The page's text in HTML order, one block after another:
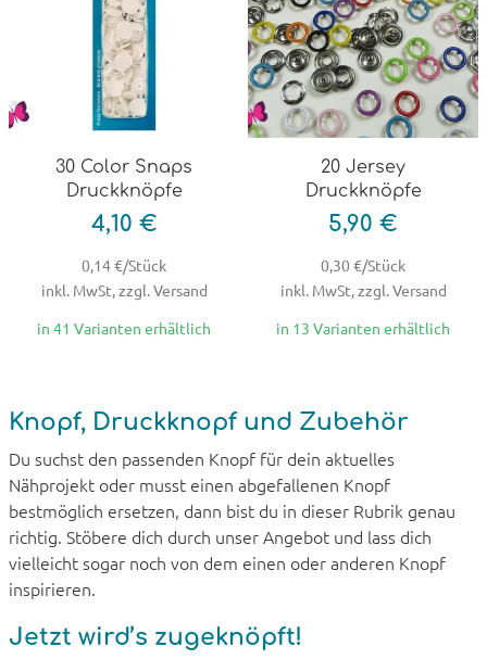
30 Color Snaps
Druckknöpfe
4,10 €
0,14 €/Stück
inkl. MwSt, zzgl. Versand
in 41 Varianten erhältlich
20 Jersey
Druckknöpfe
5,90 €
0,30 €/Stück
inkl. MwSt, zzgl. Versand
in 13 Varianten erhältlich
Knopf, Druckknopf und Zubehör
Du suchst den passenden Knopf für dein aktuelles
Nähprojekt oder musst einen abgefallenen Knopf
bestmöglich ersetzen, dann bist du in dieser Rubrik genau
richtig. Stöbere dich durch unser Angebot und lass dich
vielleicht sogar noch von dem einen oder anderen Knopf
inspirieren.
Jetzt wird’s zugeknöpft!